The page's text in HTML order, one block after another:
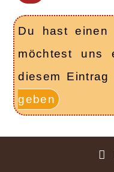
Du hast einen
möchtest uns
diesem Eintrag
geben